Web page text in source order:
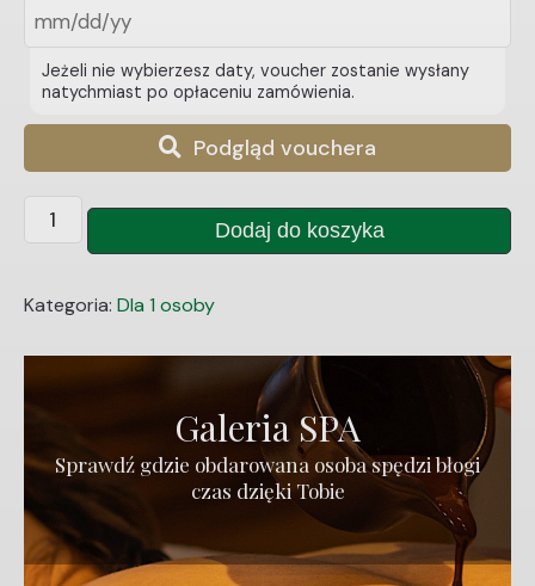
Jeżeli nie wybierzesz daty, voucher zostanie wysłany
natychmiast po opłaceniu zamówienia.
Podgląd vouchera
ilość
Feel
Dodaj do koszyka
Kategoria: Dla 1 osoby
Galeria SPA
Sprawdź gdzie obdarowana osoba spędzi błogi
czas dzięki Tobie